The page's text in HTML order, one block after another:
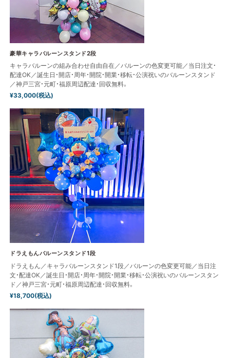
豪華キャラバルーンスタンド2段
キャラバルーンの組み合わせ自由自在／バルーンの色変更可能／当日注文・
配達OK／誕生日・開店・周年・開院・開業・移転・公演祝いのバルーンスタンド
／神戸三宮・元町・福原周辺配達・回収無料。
¥33,000(税込)
ドラえもんバルーンスタンド1段
ドラえもん／キャラバルーンスタンド1段／バルーンの色変更可能／当日注
文・配達OK／誕生日・開店・周年・開院・開業・移転・公演祝いのバルーンスタン
ド／神戸三宮・元町・福原周辺配達・回収無料。
¥18,700(税込)